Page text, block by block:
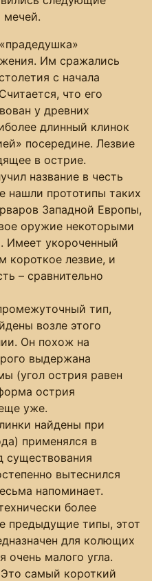
мечей.
Им сражались
с начала
что его
у древних
длинный клинок
посередине. Лезвие
в острие.
название в честь
нашли прототипы таких
Западной Европы,
оружие некоторыми
Имеет укороченный
короткое лезвие, и
– сравнительно
тип,
возле этого
Он похож на
выдержана
(угол острия равен
острия
уже.
найдены при
применялся в
вытеснился
напоминает.
более
предыдущие типы, этот
для колющих
очень малого угла.
самый короткий